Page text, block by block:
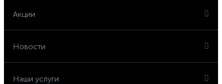
Акции
Новости
Наши услуги